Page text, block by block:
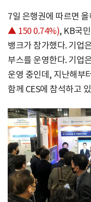
7일 은행권에 따르면 올
▲ 150 0.74%), KB국
뱅크가 참가했다. 기업
부스를 운영한다. 기업
운영 중인데, 지난해부
함께 CES에 참석하고